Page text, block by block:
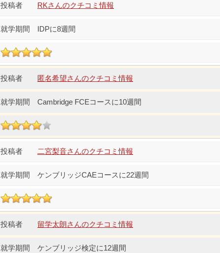
RKさんのクチコミ情報
IDPに8週間
匿名希望さんのクチコミ情報
Cambridge FCEコースに10週間
二宮梨音さんのクチコミ情報
ケンブリッジCAEコースに22週間
留学太朗さんのクチコミ情報
ケンブリッジ検定に12週間